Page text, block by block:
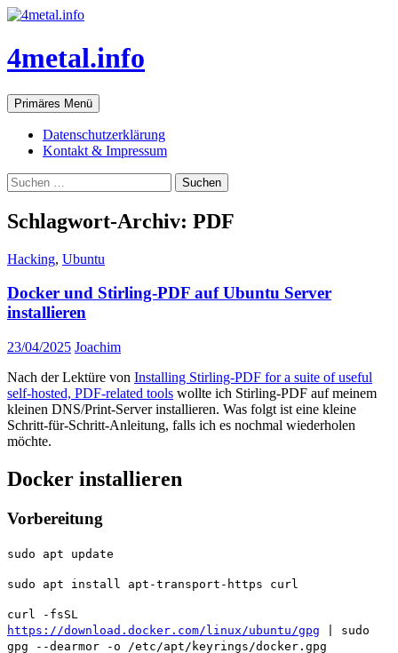
Zum
springen
4metal.info
Suchen
Primäres Menü
Datenschutzerklärung
Kontakt & Impressum
Suchen
nach:
Schlagwort-Archiv: PDF
Hacking, Ubuntu
Docker und Stirling-PDF auf Ubuntu Server
installieren
23/04/2025 Joachim
Nach der Lektüre von Installing Stirling-PDF for a suite of useful
self-hosted, PDF-related tools wollte ich Stirling-PDF auf meinem
kleinen DNS/Print-Server installieren. Was folgt ist eine kleine
Schritt-für-Schritt-Anleitung, falls ich es nochmal wiederholen
möchte.
Docker installieren
Vorbereitung
sudo apt update
sudo apt install apt-transport-https curl
curl -fsSL
https://download.docker.com/linux/ubuntu/gpg | sudo
gpg --dearmor -o /etc/apt/keyrings/docker.gpg